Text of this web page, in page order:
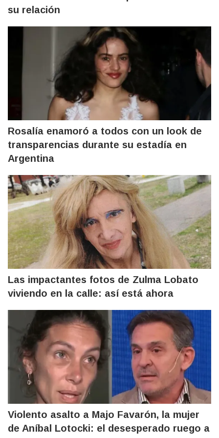
su relación
Rosalía enamoró a todos con un look de
transparencias durante su estadía en
Argentina
Las impactantes fotos de Zulma Lobato
viviendo en la calle: así está ahora
Violento asalto a Majo Favarón, la mujer
de Aníbal Lotocki: el desesperado ruego a